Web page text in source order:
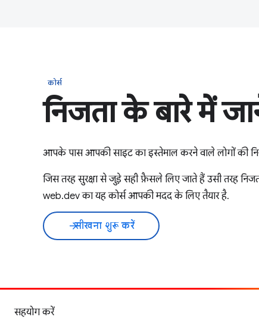
कोर्स
निजता के बारे में
आपके पास आपकी साइट का इस्तेमाल करने वाले लोगों की
जिस तरह सुरक्षा से जुड़े सही फ़ैसले लिए जाते हैं उसी तरह
web.dev का यह कोर्स आपकी मदद के लिए तैयार है.
arrow_forward
सीखना शुरू करें
सहयोग करें